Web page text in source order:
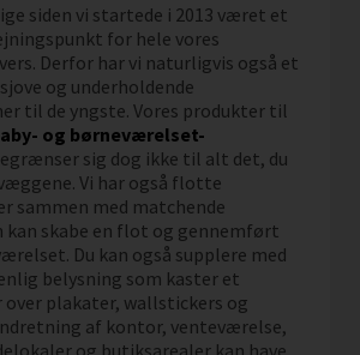
siden vi startede i 2013 været et
for hele vores
Derfor har vi naturligvis også et
og underholdende
til de yngste. Vores produkter til
og børneværelset-
sig dog ikke til alt det, du
Vi har også flotte
sammen med matchende
skabe en flot og gennemført
Du kan også supplere med
belysning som kaster et
plakater, wallstickers og
af kontor, venteværelse,
og butiksarealer kan have